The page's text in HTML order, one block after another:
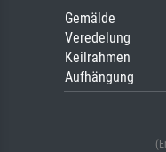
Gemälde
Veredelung
Keilrahmen
Aufhängung